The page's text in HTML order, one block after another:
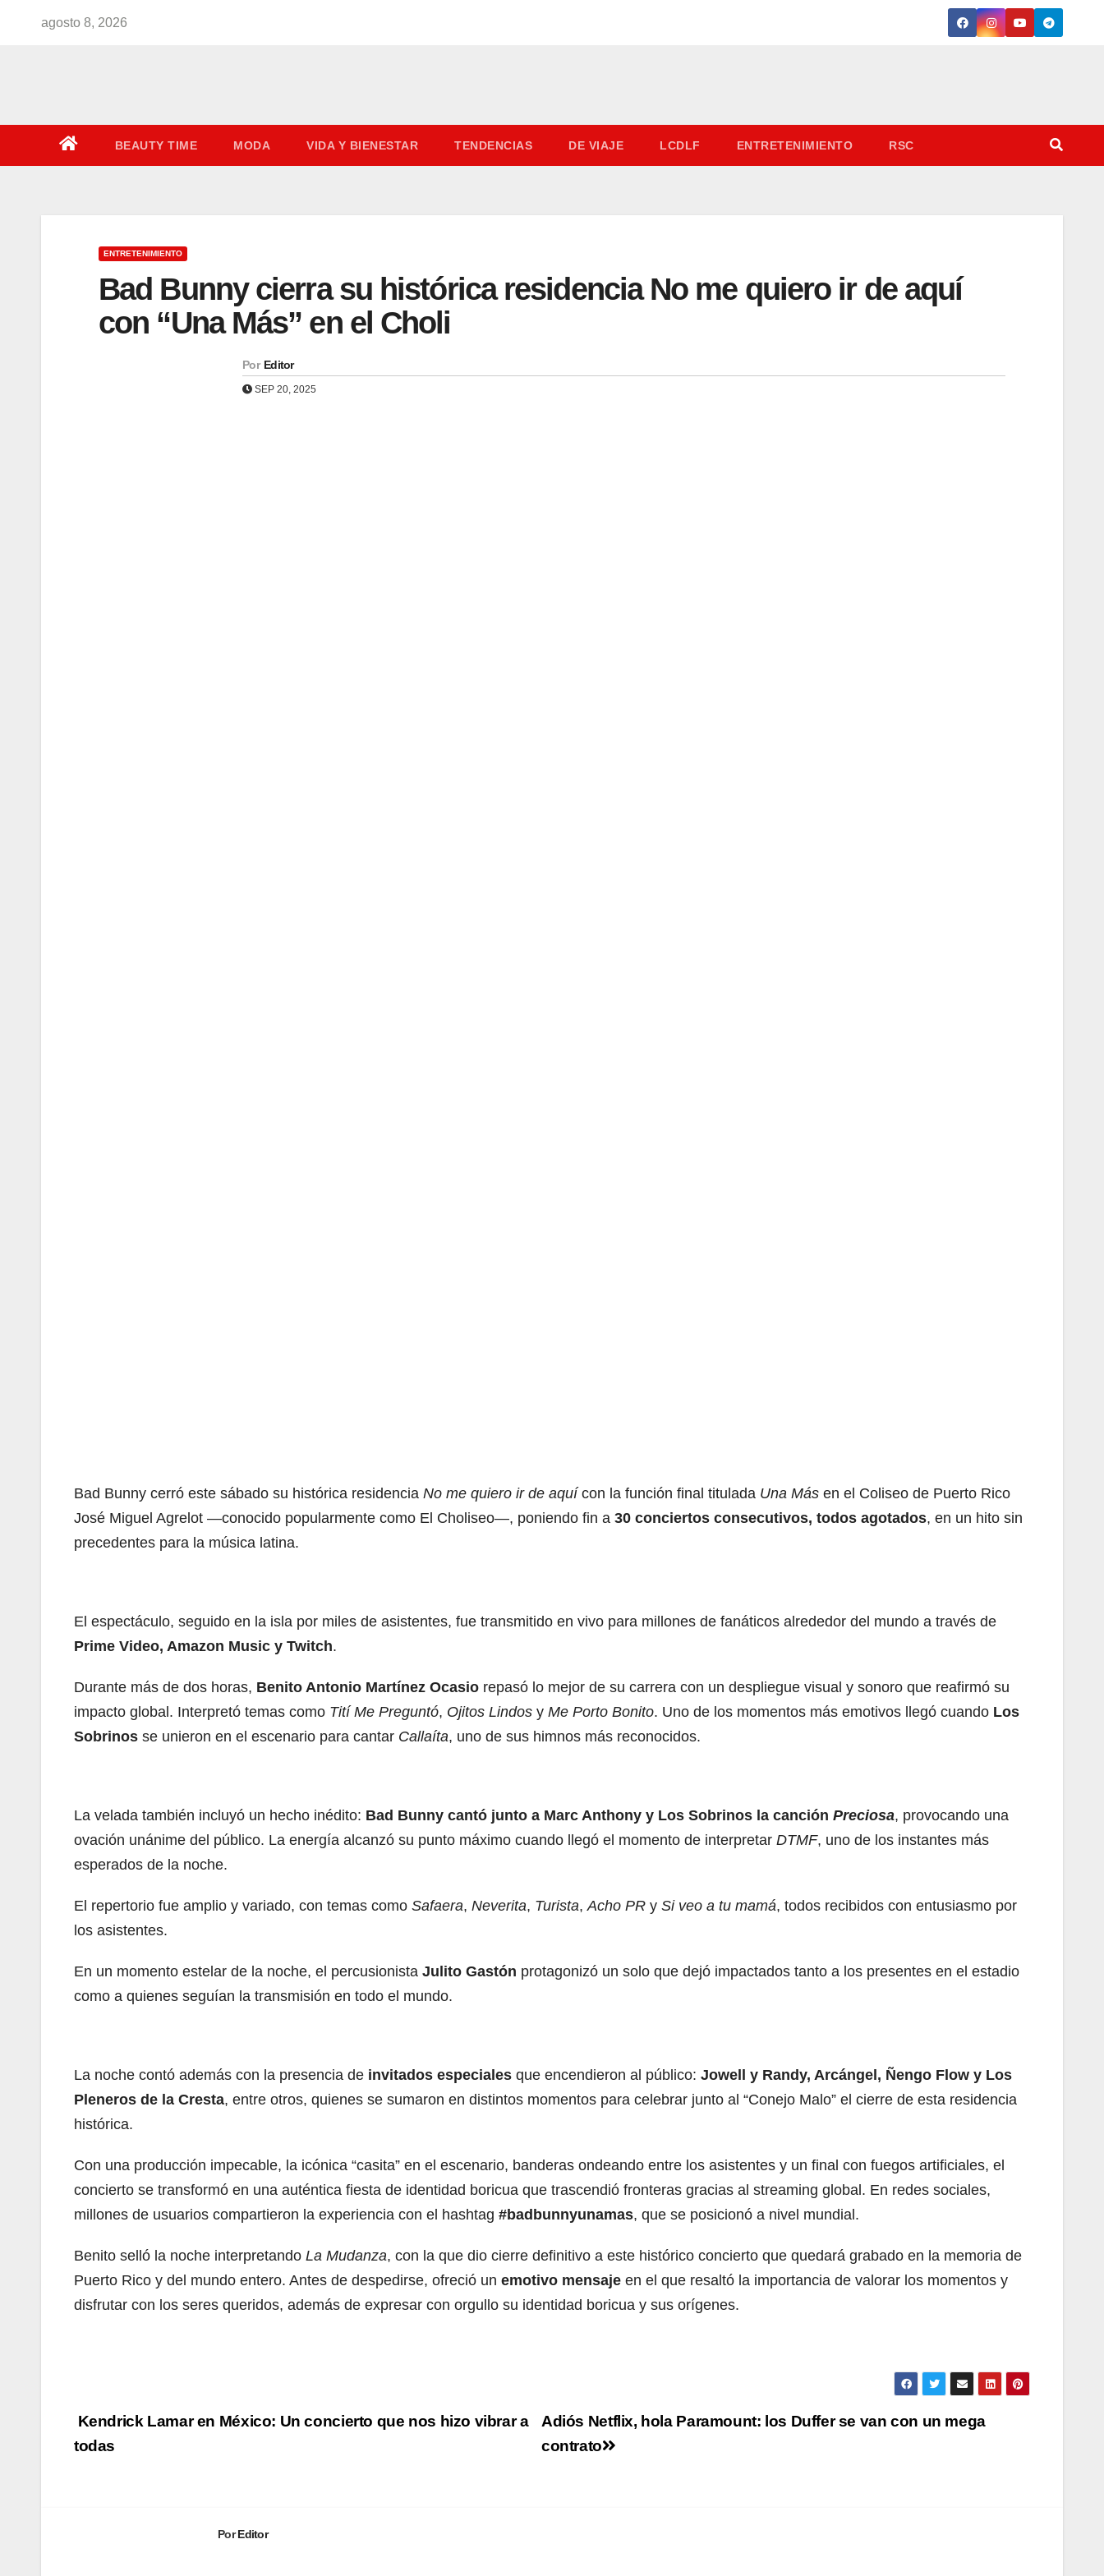
agosto 8, 2026
BEAUTY TIME MODA VIDA Y BIENESTAR TENDENCIAS DE VIAJE LCDLF ENTRETENIMIENTO RSC
ENTRETENIMIENTO
Bad Bunny cierra su histórica residencia No me quiero ir de aquí
con “Una Más” en el Choli
Por Editor
SEP 20, 2025
Bad Bunny cerró este sábado su histórica residencia No me quiero ir de aquícon la función final titulada Una Más en el Coliseo de Puerto Rico
José Miguel Agrelot —conocido popularmente como El Choliseo—, poniendo fin a 30 conciertos consecutivos, todos agotados, en un hito sin
precedentes para la música latina.
El espectáculo, seguido en la isla por miles de asistentes, fue transmitido en vivo para millones de fanáticos alrededor del mundo a través de
Prime Video, Amazon Music y Twitch.
Durante más de dos horas, Benito Antonio Martínez Ocasio repasó lo mejor de su carrera con un despliegue visual y sonoro que reafirmó su
impacto global. Interpretó temas como Tití Me Preguntó, Ojitos Lindos y Me Porto Bonito. Uno de los momentos más emotivos llegó cuando Los
Sobrinos se unieron en el escenario para cantar Callaíta, uno de sus himnos más reconocidos.
La velada también incluyó un hecho inédito: Bad Bunny cantó junto a Marc Anthony y Los Sobrinos la canción Preciosa, provocando una
ovación unánime del público. La energía alcanzó su punto máximo cuando llegó el momento de interpretar DTMF, uno de los instantes más
esperados de la noche.
El repertorio fue amplio y variado, con temas como Safaera, Neverita, Turista,Acho PR y Si veo a tu mamá, todos recibidos con entusiasmo por
los asistentes.
En un momento estelar de la noche, el percusionista Julito Gastón protagonizó un solo que dejó impactados tanto a los presentes en el estadio
como a quienes seguían la transmisión en todo el mundo.
La noche contó además con la presencia de invitados especiales que encendieron al público: Jowell y Randy, Arcángel, Ñengo Flow y Los
Pleneros de la Cresta, entre otros, quienes se sumaron en distintos momentos para celebrar junto al “Conejo Malo” el cierre de esta residencia
histórica.
Con una producción impecable, la icónica “casita” en el escenario, banderas ondeando entre los asistentes y un final con fuegos artificiales, el
concierto se transformó en una auténtica fiesta de identidad boricua que trascendió fronteras gracias al streaming global. En redes sociales,
millones de usuarios compartieron la experiencia con el hashtag #badbunnyunamas, que se posicionó a nivel mundial.
Benito selló la noche interpretando La Mudanza, con la que dio cierre definitivo a este histórico concierto que quedará grabado en la memoria de
Puerto Rico y del mundo entero. Antes de despedirse, ofreció un emotivo mensaje en el que resaltó la importancia de valorar los momentos y
disfrutar con los seres queridos, además de expresar con orgullo su identidad boricua y sus orígenes.
Navegación
de
Adiós Netflix, hola Paramount: los Duffer se van con un mega
contrato
Kendrick Lamar en México: Un concierto que nos hizo vibrar a
todas
PorEditor